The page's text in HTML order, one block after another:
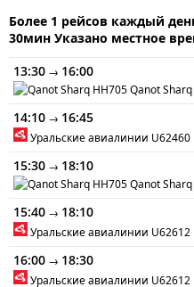
Более 1 рейсов каждый
30мин Указано местное
13:30 → 16:00
Qanot Sharq
14:10 → 16:45
Уральские авиалинии U62460
15:30 → 18:10
Qanot Sharq
15:40 → 18:10
Уральские авиалинии U62612
16:00 → 18:30
Уральские авиалинии U62612